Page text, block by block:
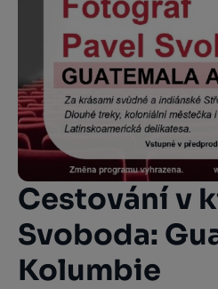
Cestování v
Svoboda:
Kolumbie